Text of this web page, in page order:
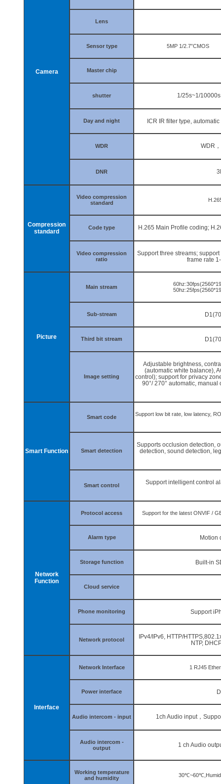
Camera
Lens
Sensor type 5MP 1/2.7”CMOS
Master chip
shutter 1/25s~1/10000s
Day and night ICR IR filter type,
WDR WDR ，
DNR
Compression
standard
Video compression
standard
Code type H.265 Main Profile coding;
Video compression
ratio
Support three streams;
frame rate
Picture
Main stream
Sub-stream
Third bit stream
Image setting
Adjustable brightness,
(automatic white balance),
control); support for privacy
90°/ 270° automatic, manual
Smart Function
Smart code Support low bit rate, low latency,
Smart detection
Supports occlusion detection,
detection, sound detection,
Smart control Support intelligent control
Network
Function
Protocol access Support for the latest ONVIF /
Alarm type Motion
Storage function Built-in
Cloud service
Phone monitoring Support
Network protocol
IPv4/IPv6, HTTP/
NTP,
Interface
Network Interface 1 RJ45
Power interface
Audio intercom - input 1 ch Audio input，
Audio intercom -
output
1 ch Audio
Working temperature
and humidity
30℃~60℃